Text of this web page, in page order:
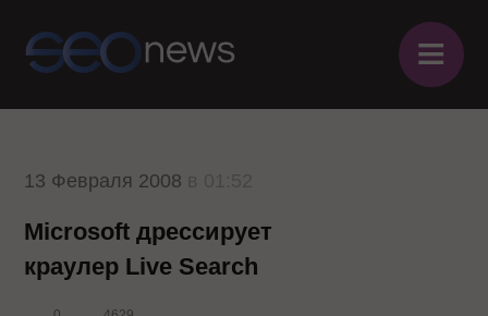
≡
13 Февраля 2008
Microsoft дрессирует
краулер Live Search